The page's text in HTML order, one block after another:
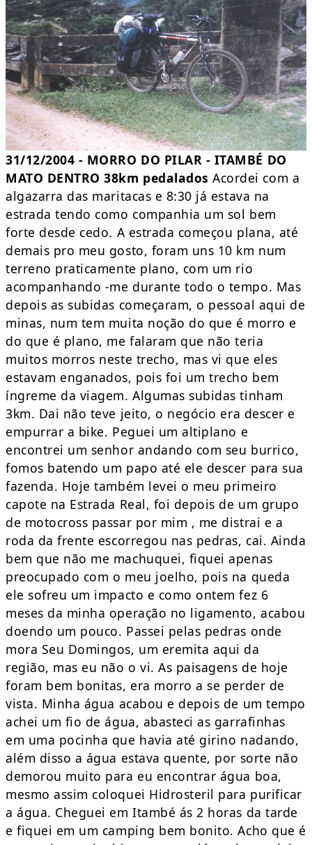
31/12/2004 - MORRO DO PILAR - ITAMBÉ DO
MATO DENTRO 38km pedalados Acordei com a
algazarra das maritacas e 8:30 já estava na
estrada tendo como companhia um sol bem
forte desde cedo. A estrada começou plana, até
demais pro meu gosto, foram uns 10 km num
terreno praticamente plano, com um rio
acompanhando -me durante todo o tempo. Mas
depois as subidas começaram, o pessoal aqui de
minas, num tem muita noção do que é morro e
do que é plano, me falaram que não teria
muitos morros neste trecho, mas vi que eles
estavam enganados, pois foi um trecho bem
íngreme da viagem. Algumas subidas tinham
3km. Dai não teve jeito, o negócio era descer e
empurrar a bike. Peguei um altiplano e
encontrei um senhor andando com seu burrico,
fomos batendo um papo até ele descer para sua
fazenda. Hoje também levei o meu primeiro
capote na Estrada Real, foi depois de um grupo
de motocross passar por mim , me distrai e a
roda da frente escorregou nas pedras, cai. Ainda
bem que não me machuquei, fiquei apenas
preocupado com o meu joelho, pois na queda
ele sofreu um impacto e como ontem fez 6
meses da minha operação no ligamento, acabou
doendo um pouco. Passei pelas pedras onde
mora Seu Domingos, um eremita aqui da
região, mas eu não o vi. As paisagens de hoje
foram bem bonitas, era morro a se perder de
vista. Minha água acabou e depois de um tempo
achei um fio de água, abasteci as garrafinhas
em uma pocinha que havia até girino nadando,
além disso a água estava quente, por sorte não
demorou muito para eu encontrar água boa,
mesmo assim coloquei Hidrosteril para purificar
a água. Cheguei em Itambé ás 2 horas da tarde
e fiquei em um camping bem bonito. Acho que é